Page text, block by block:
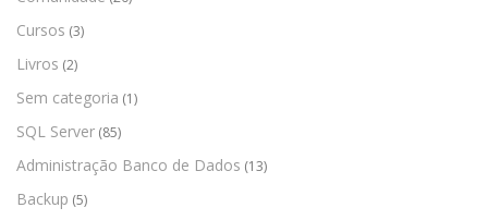
Cursos (3)
Livros (2)
Sem categoria (1)
SQL Server (85)
Administração Banco de Dados (13)
Backup (5)